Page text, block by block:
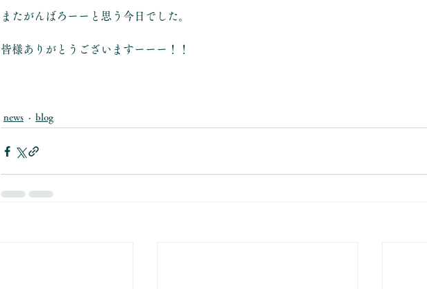
またがんばろーーと思う今日でした。
皆様ありがとうございますーーー！！
news blog